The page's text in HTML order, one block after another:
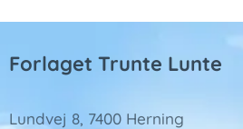
Forlaget Trunte Lunte
Lundvej 8, 7400 Herning